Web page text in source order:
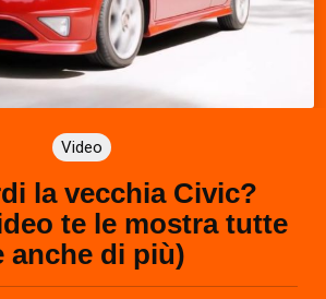
Video
la vecchia Civic?
te le mostra tutte
anche di più)